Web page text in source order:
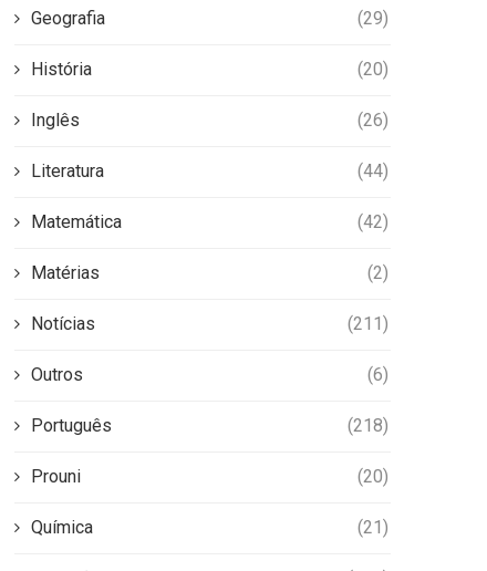
Geografia (29)
História (20)
Inglês (26)
Literatura (44)
Matemática (42)
Matérias (2)
Notícias (211)
Outros (6)
Português (218)
Prouni (20)
Química (21)